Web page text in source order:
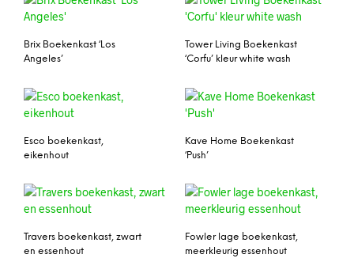
Brix Boekenkast ‘Los
Angeles’
Tower Living Boekenkast
‘Corfu’ kleur white wash
Esco boekenkast,
eikenhout
Kave Home Boekenkast
‘Push’
Travers boekenkast, zwart
en essenhout
Fowler lage boekenkast,
meerkleurig essenhout